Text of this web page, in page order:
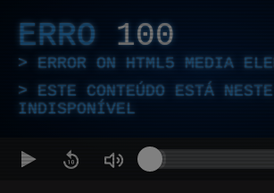
ERRO 100
ERROR ON HTML5 MEDIA
ESTE CONTEÚDO ESTÁ NESTE
INDISPONÍVEL